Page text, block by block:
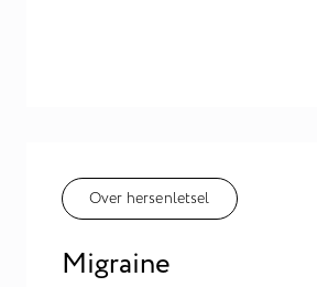
Over hersenletsel
Migraine